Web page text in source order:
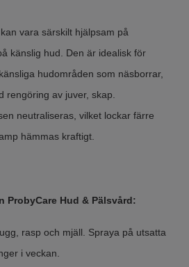
vara särskilt hjälpsam på
känslig hud. Den är idealisk för
hudområden som näsborrar,
rengöring av juver, skap.
neutraliseras, vilket lockar färre
hämmas kraftigt.
ProbyCare Hud & Pälsvård:
rasp och mjäll. Spraya på utsatta
i veckan.